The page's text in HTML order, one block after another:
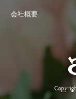
会社概要